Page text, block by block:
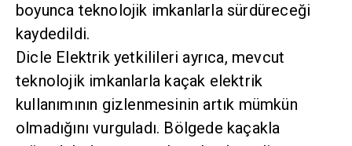
boyunca teknolojik imkanlarla sürdüreceği
kaydedildi.
Dicle Elektrik yetkilileri ayrıca, mevcut
teknolojik imkanlarla kaçak elektrik
kullanımının gizlenmesinin artık mümkün
olmadığını vurguladı. Bölgede kaçakla